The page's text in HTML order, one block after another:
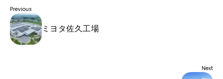
Previous
ミヨタ佐久工場
Next